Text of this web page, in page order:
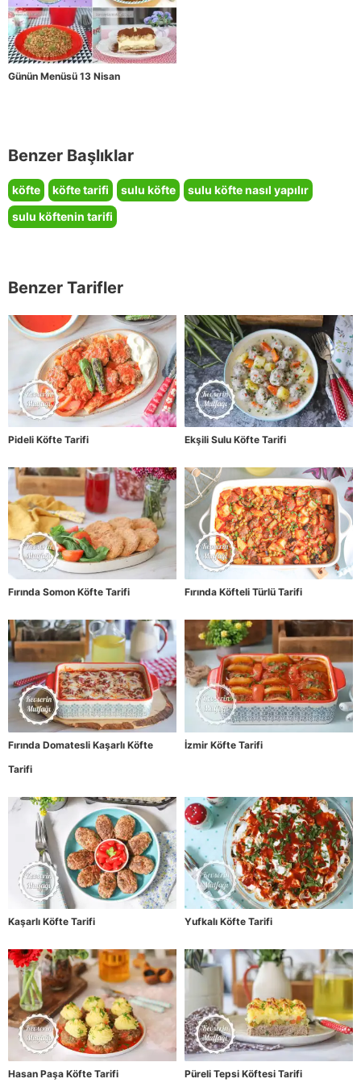
Günün Menüsü 13 Nisan
Benzer Başlıklar
köfte köfte tarifi sulu köfte
sulu köfte nasıl yapılır
sulu köftenin tarifi
Benzer Tarifler
Pideli Köfte Tarifi Ekşili Sulu Köfte Tarifi
Fırında Somon Köfte Tarifi Fırında Köfteli Türlü Tarifi
Fırında Domatesli Kaşarlı Köfte
Tarifi
İzmir Köfte Tarifi
Kaşarlı Köfte Tarifi Yufkalı Köfte Tarifi
Hasan Paşa Köfte Tarifi Püreli Tepsi Köftesi Tarifi